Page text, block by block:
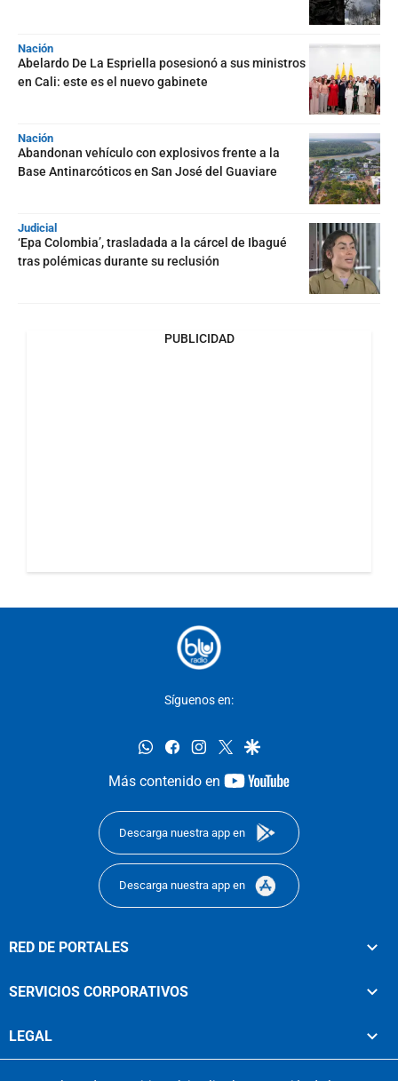
Nación
Abelardo De La Espriella posesionó a sus ministros
en Cali: este es el nuevo gabinete
Nación
Abandonan vehículo con explosivos frente a la
Base Antinarcóticos en San José del Guaviare
Judicial
‘Epa Colombia’, trasladada a la cárcel de Ibagué
tras polémicas durante su reclusión
PUBLICIDAD
Síguenos en:
whatsappfacebookinstagram
twittergoogle
Más contenido en
youtube-
Descarga nuestra app en
Descarga nuestra app en
RED DE PORTALES
SERVICIOS CORPORATIVOS
LEGAL